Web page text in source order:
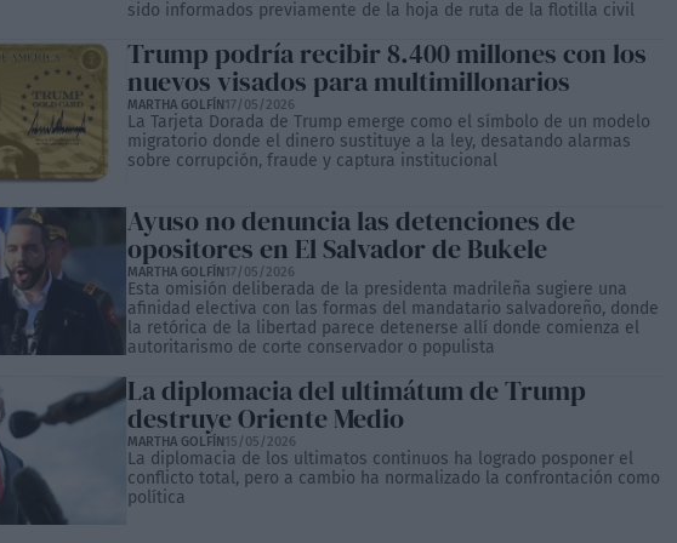
sido informados previamente de la hoja de ruta de la flotilla civil
Trump podría recibir 8.400 millones con los
nuevos visados para multimillonarios
MARTHA GOLFÍN17/05/2026
La Tarjeta Dorada de Trump emerge como el símbolo de un modelo
migratorio donde el dinero sustituye a la ley, desatando alarmas
sobre corrupción, fraude y captura institucional
Ayuso no denuncia las detenciones de
opositores en El Salvador de Bukele
MARTHA GOLFÍN17/05/2026
Esta omisión deliberada de la presidenta madrileña sugiere una
afinidad electiva con las formas del mandatario salvadoreño, donde
la retórica de la libertad parece detenerse allí donde comienza el
autoritarismo de corte conservador o populista
La diplomacia del ultimátum de Trump
destruye Oriente Medio
MARTHA GOLFÍN15/05/2026
La diplomacia de los ultimatos continuos ha logrado posponer el
conflicto total, pero a cambio ha normalizado la confrontación como
política